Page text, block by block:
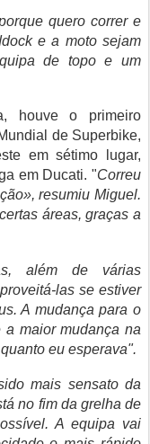
quero correr e
e a moto sejam
de topo e um
houve o primeiro
de Superbike,
em sétimo lugar,
em Ducati. "Correu
resumiu Miguel.
áreas, graças a
além de várias
las se estiver
A mudança para o
maior mudança na
eu esperava".
mais sensato da
no fim da grelha de
A equipa vai